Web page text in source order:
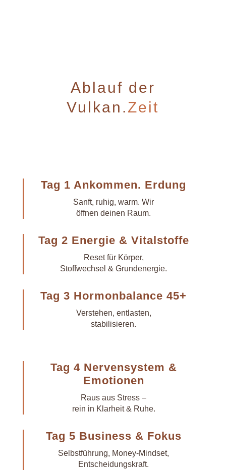
Ablauf der
Vulkan.Zeit
Tag 1 Ankommen. Erdung
Sanft, ruhig, warm. Wir
öffnen deinen Raum.
Tag 2 Energie & Vitalstoffe
Reset für Körper,
Stoffwechsel & Grundenergie.
Tag 3 Hormonbalance 45+
Verstehen, entlasten,
stabilisieren.
Tag 4 Nervensystem &
Emotionen
Raus aus Stress –
rein in Klarheit & Ruhe.
Tag 5 Business & Fokus
Selbstführung, Money-Mindset,
Entscheidungskraft.